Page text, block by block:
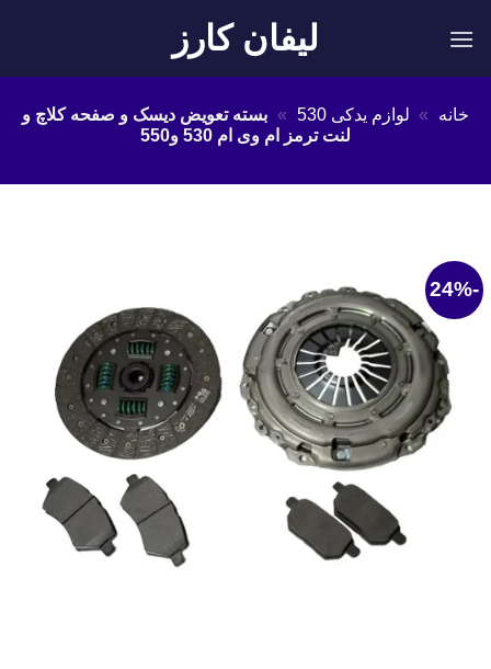
لیفان کارز
خانه » لوازم یدکی 530 » بسته تعویض دیسک و صفحه کلاچ و
لنت ترمز ام وی ام 530 و550
-24%